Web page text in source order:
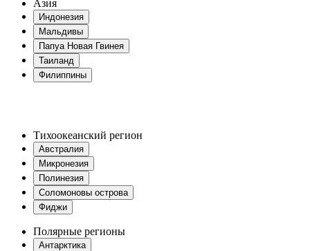
Азия
Индонезия
Мальдивы
Папуа Новая Гвинея
Таиланд
Филиппины
Тихоокеанский регион
Австралия
Микронезия
Полинезия
Соломоновы острова
Фиджи
Полярные регионы
Антарктика